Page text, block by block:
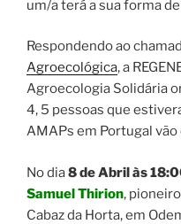
um/a terá a sua forma
Respondendo ao
Agroecológica, a
Agroecologia Solidária
4, 5 pessoas que
AMAPs em Portugal
No dia8 de Abril às
Samuel Thirion,
Cabaz da Horta, em